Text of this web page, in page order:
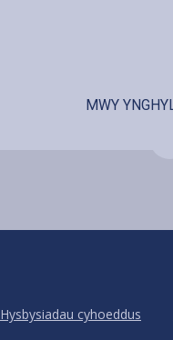
Hysbysiadau cyhoeddus